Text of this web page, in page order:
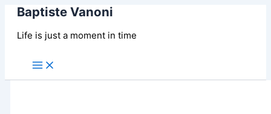
AllerBaptiste Vanoni
Life is just a moment in time
Main